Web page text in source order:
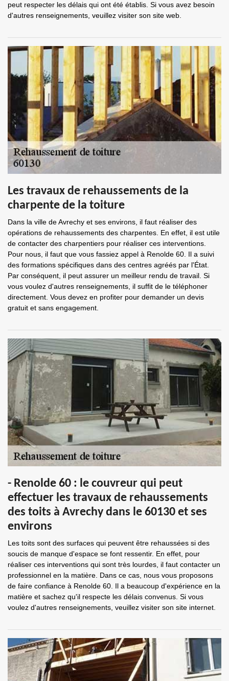
peut respecter les délais qui ont été établis. Si vous avez besoin
d'autres renseignements, veuillez visiter son site web.
Les travaux de rehaussements de la
charpente de la toiture
Dans la ville de Avrechy et ses environs, il faut réaliser des
opérations de rehaussements des charpentes. En effet, il est utile
de contacter des charpentiers pour réaliser ces interventions.
Pour nous, il faut que vous fassiez appel à Renolde 60. Il a suivi
des formations spécifiques dans des centres agréés par l'État.
Par conséquent, il peut assurer un meilleur rendu de travail. Si
vous voulez d'autres renseignements, il suffit de le téléphoner
directement. Vous devez en profiter pour demander un devis
gratuit et sans engagement.
- Renolde 60 : le couvreur qui peut
effectuer les travaux de rehaussements
des toits à Avrechy dans le 60130 et ses
environs
Les toits sont des surfaces qui peuvent être rehaussées si des
soucis de manque d'espace se font ressentir. En effet, pour
réaliser ces interventions qui sont très lourdes, il faut contacter un
professionnel en la matière. Dans ce cas, nous vous proposons
de faire confiance à Renolde 60. Il a beaucoup d'expérience en la
matière et sachez qu'il respecte les délais convenus. Si vous
voulez d'autres renseignements, veuillez visiter son site internet.